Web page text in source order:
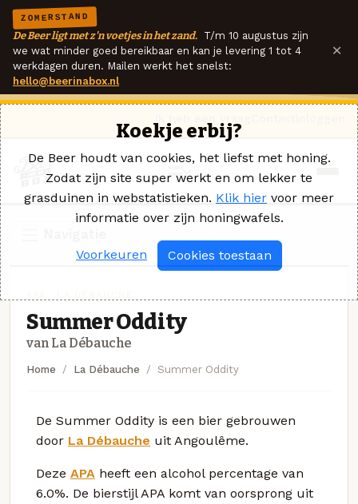
ZOMERSTAND
De Beer ligt met z'n voetjes in het zand. T/m 10 augustus zijn
we wat minder goed bereikbaar en kan je levering 1 tot 4
werkdagen duren. Mailen werkt het snelst:
hello@beerinabox.nl
×
Summer Oddity
van La Débauche
Home La Débauche Summer Oddity
De Summer Oddity is een bier gebrouwen
door La Débauche uit Angoulême.
Deze APA heeft een alcohol percentage van
6.0%. De bierstijl APA komt van oorsprong uit
Koekje erbij?
De Beer houdt van cookies, het liefst met honing.
Zodat zijn site super werkt en om lekker te
grasduinen in webstatistieken. Klik hier voor meer
informatie over zijn honingwafels.
Voorkeuren Cookies toestaan